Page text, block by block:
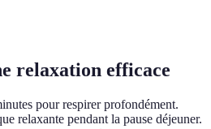
relaxation efficace
pour respirer profondément.
relaxante pendant la pause déjeuner.